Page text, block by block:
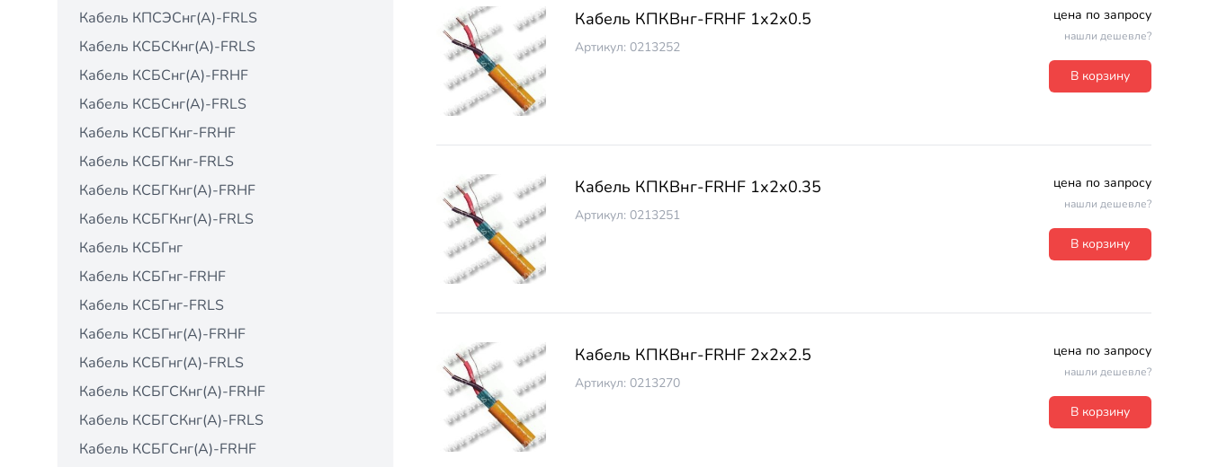
Кабель КПСЭСнг(А)-FRLS
Кабель КСБCКнг(А)-FRLS
Кабель КСБCнг(А)-FRHF
Кабель КСБCнг(А)-FRLS
Кабель КСБГКнг-FRHF
Кабель КСБГКнг-FRLS
Кабель КСБГКнг(А)-FRHF
Кабель КСБГКнг(А)-FRLS
Кабель КСБГнг
Кабель КСБГнг-FRHF
Кабель КСБГнг-FRLS
Кабель КСБГнг(А)-FRHF
Кабель КСБГнг(А)-FRLS
Кабель КСБГСКнг(А)-FRHF
Кабель КСБГСКнг(А)-FRLS
Кабель КСБГСнг(А)-FRHF
Кабель КПКВнг-FRНF 1х2х0.5
Артикул: 0213252
цена по запросу
нашли дешевле?
В корзину
Кабель КПКВнг-FRНF 1х2х0.35
Артикул: 0213251
цена по запросу
нашли дешевле?
В корзину
Кабель КПКВнг-FRНF 2х2х2.5
Артикул: 0213270
цена по запросу
нашли дешевле?
В корзину